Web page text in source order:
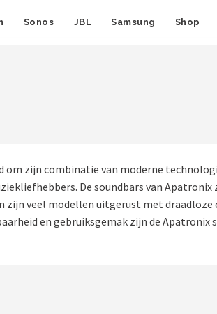
Sonos JBL Samsung Shop
om zijn combinatie van moderne
De soundbars van
zijn veel modellen uitgerust met
en gebruiksgemak zijn de Apatronix